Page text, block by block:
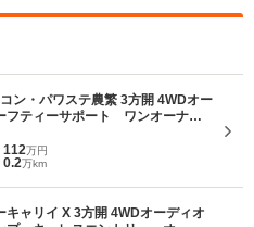
2WD・5MT車で18.6km/Lの低燃費を実
証や、新たな貨物車の安全基準である
、耐久性能や安全性能も向上している
ン・パワステ農繁 3方開 4WDオー
フティーサポート ワンオーナ
イドリングストップ
112万円
0.2万km
キャリイ X 3方開 4WDオーディオ